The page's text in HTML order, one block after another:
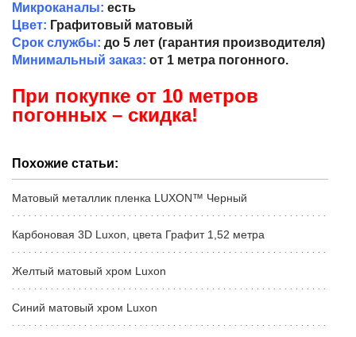
Микроканалы: есть
Цвет: Графитовый матовый
Срок службы: до 5 лет (гарантия производителя)
Минимальный заказ: от 1 метра погонного.
При покупке от 10 метров
погонных – скидка!
Похожие статьи:
Матовый металлик пленка LUXON™ Черный
Карбоновая 3D Luxon, цвета Графит 1,52 метра
Желтый матовый хром Luxon
Синий матовый хром Luxon